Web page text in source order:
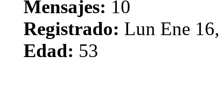
Mensajes: 10
Registrado: Lun Ene
Edad: 53